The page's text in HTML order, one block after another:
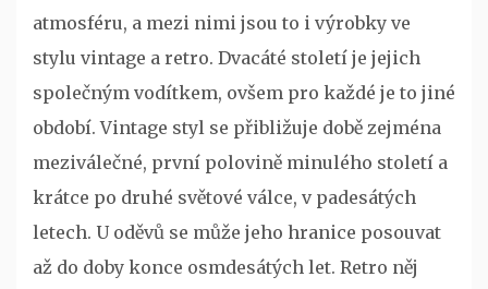
atmosféru, a mezi nimi jsou to i výrobky ve
stylu vintage a retro. Dvacáté století je jejich
společným vodítkem, ovšem pro každé je to jiné
období. Vintage styl se přibližuje době zejména
meziválečné, první polovině minulého století a
krátce po druhé světové válce, v padesátých
letech. U oděvů se může jeho hranice posouvat
až do doby konce osmdesátých let. Retro něj